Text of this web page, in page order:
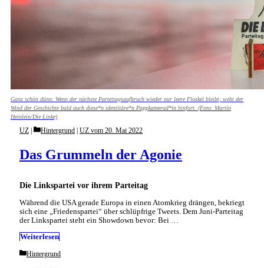
Ganz schön dünn: Wenn der nächste Parteitagsaufbruch wieder nur leere Floskel bleibt, weht der
Wind der Geschichte bald auch diese*n identitäre*n Pappkamerad*in hinfort. (Foto: Martin
Heinlein/Die Linke)
Die Linkspartei vor ihrem Parteitag
Das Grummeln der Agonie
UZ Categories
Hintergrund UZ vom 20. Mai 2022
Während die USA gerade Europa in einen Atomkrieg drängen, bekriegt
sich eine „Friedenspartei“ über schlüpfrige Tweets. Dem Juni-Parteitag
der Linkspartei steht ein Showdown bevor: Bei …
Weiterlesen
Categories
Hintergrund